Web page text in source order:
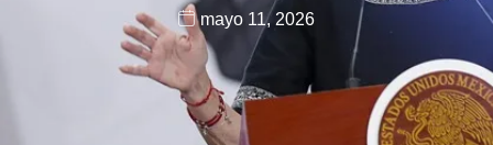
mayo 11, 2026